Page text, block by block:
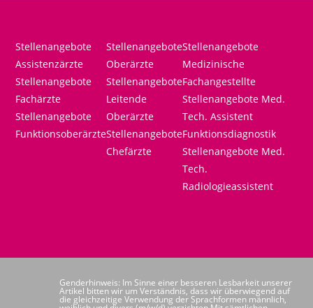
Stellenangebote
Assistenzärzte
Stellenangebote
Fachärzte
Stellenangebote
Funktionsoberärzte
Stellenangebote
Oberärzte
Stellenangebote
Leitende
Oberärzte
Stellenangebote
Chefärzte
Stellenangebote
Medizinische
Fachangestellte
Stellenangebote Med.
Tech. Assistent
Funktionsdiagnostik
Stellenangebote Med.
Tech.
Radiologieassistent
Genderhinweis: Im Sinne einer besseren Lesbarkeit unserer
Artikel bitten wir um Verständnis, dass wir überwiegend auf
die gleichzeitige Verwendung der Sprachformen männlich,